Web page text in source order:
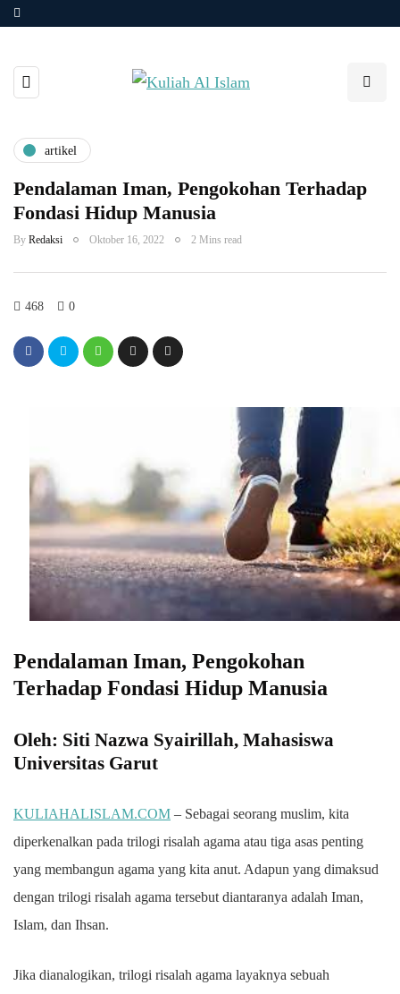
artikel
Pendalaman Iman, Pengokohan Terhadap
Fondasi Hidup Manusia
By Redaksi Oktober 16, 2022 2 Mins read
468 0
Pendalaman Iman, Pengokohan
Terhadap Fondasi Hidup Manusia
Oleh: Siti Nazwa Syairillah, Mahasiswa
Universitas Garut
KULIAHALISLAM.COM – Sebagai seorang muslim, kita
diperkenalkan pada trilogi risalah agama atau tiga asas penting
yang membangun agama yang kita anut. Adapun yang dimaksud
dengan trilogi risalah agama tersebut diantaranya adalah Iman,
Islam, dan Ihsan.
Jika dianalogikan, trilogi risalah agama layaknya sebuah